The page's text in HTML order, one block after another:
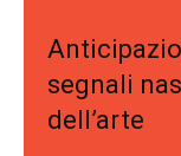
segnali
dell’arte